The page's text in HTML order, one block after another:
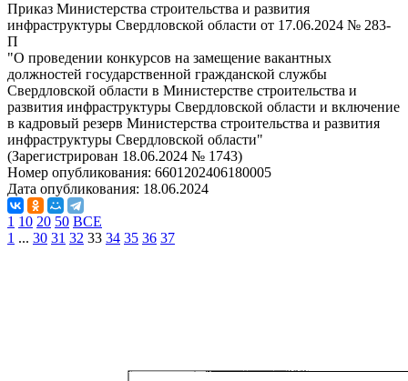
Приказ Министерства строительства и развития
инфраструктуры Свердловской области от 17.06.2024 № 283-
П
"О проведении конкурсов на замещение вакантных
должностей государственной гражданской службы
Свердловской области в Министерстве строительства и
развития инфраструктуры Свердловской области и включение
в кадровый резерв Министерства строительства и развития
инфраструктуры Свердловской области"
(Зарегистрирован 18.06.2024 № 1743)
Номер опубликования: 6601202406180005
Дата опубликования: 18.06.2024
1 10 20 50 ВСЕ
1 ... 30 31 32 33 34 35 36 37